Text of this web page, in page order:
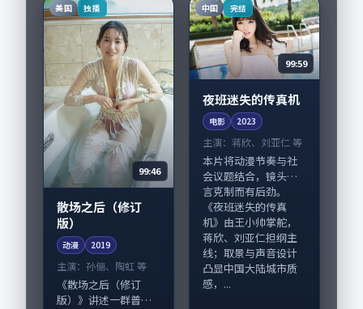
主要在新加坡完成制
作...
故事围绕当代都市...
美国 独播
99:46
散场之后（修订
版）
动漫 2019
主演： 孙俪、陶虹 等
《散场之后（修订
版）》讲述一群普通
中国 完结
99:59
夜班迷失的传真机
电影 2023
主演： 蒋欣、刘亚仁 等
本片将动漫节奏与社
会议题结合，镜头语
言克制而有后劲。
《夜班迷失的传真
机》由王小帅掌舵，
蒋欣、刘亚仁担纲主
线；取景与声音设计
凸显中国大陆城市质
感，...